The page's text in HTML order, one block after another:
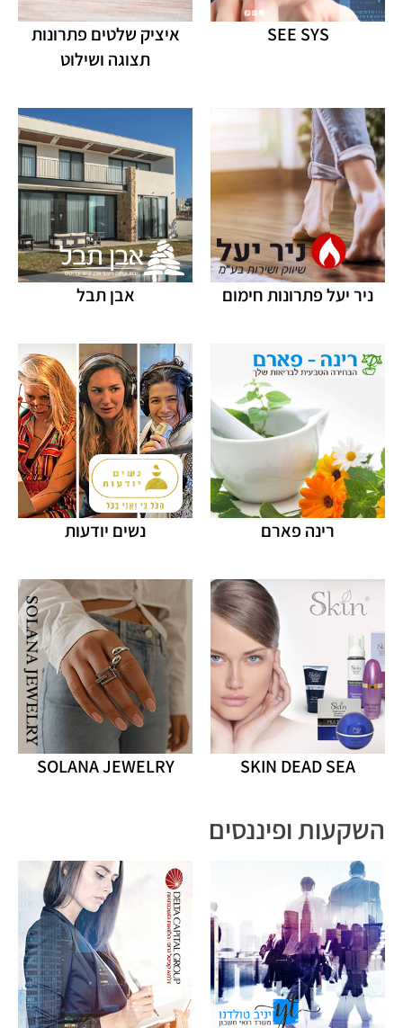
SEE SYS
איציק שלטים פתרונות
תצוגה ושילוט
ניר יעל פתרונות חימום אבן תבל
רינה פארם נשים יודעות
SKIN DEAD SEA
SOLANA JEWELRY
השקעות ופיננסים